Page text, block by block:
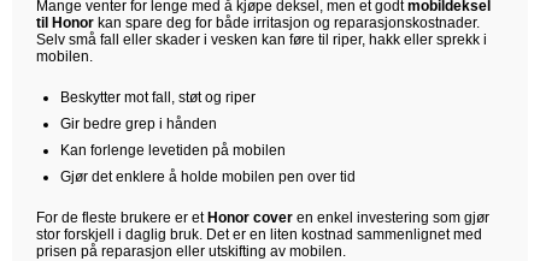
Mange venter for lenge med å kjøpe deksel, men et godtmobildeksel
til Honor kan spare deg for både irritasjon og reparasjonskostnader.
Selv små fall eller skader i vesken kan føre til riper, hakk eller sprekk i
mobilen.
Beskytter mot fall, støt og riper
Gir bedre grep i hånden
Kan forlenge levetiden på mobilen
Gjør det enklere å holde mobilen pen over tid
For de fleste brukere er et Honor cover en enkel investering som gjør
stor forskjell i daglig bruk. Det er en liten kostnad sammenlignet med
prisen på reparasjon eller utskifting av mobilen.